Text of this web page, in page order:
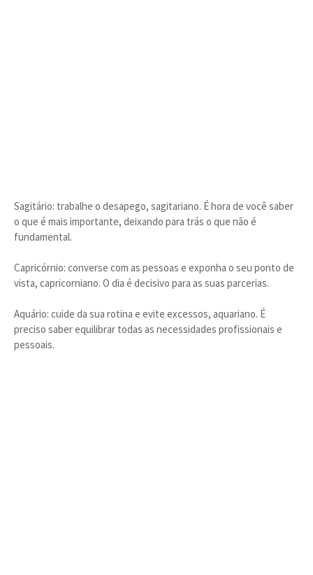
Sagitário: trabalhe o desapego, sagitariano. É hora de você saber
o que é mais importante, deixando para trás o que não é
fundamental.
Capricórnio: converse com as pessoas e exponha o seu ponto de
vista, capricorniano. O dia é decisivo para as suas parcerias.
Aquário: cuide da sua rotina e evite excessos, aquariano. É
preciso saber equilibrar todas as necessidades profissionais e
pessoais.